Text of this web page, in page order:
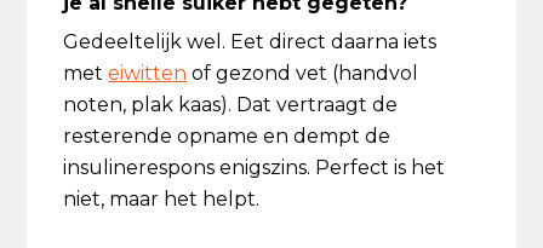
Gedeeltelijk wel. Eet direct daarna iets
meteiwitten of gezond vet (handvol
noten, plak kaas). Dat vertraagt de
resterende opname en dempt de
insulinerespons enigszins. Perfect is het
niet, maar het helpt.